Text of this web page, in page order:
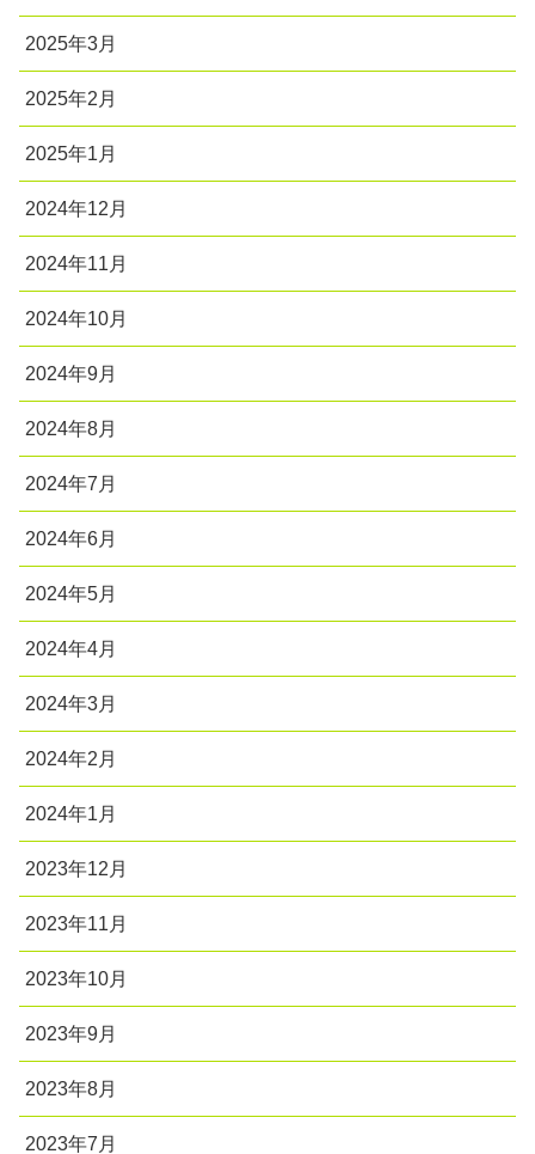
2025年3月
2025年2月
2025年1月
2024年12月
2024年11月
2024年10月
2024年9月
2024年8月
2024年7月
2024年6月
2024年5月
2024年4月
2024年3月
2024年2月
2024年1月
2023年12月
2023年11月
2023年10月
2023年9月
2023年8月
2023年7月